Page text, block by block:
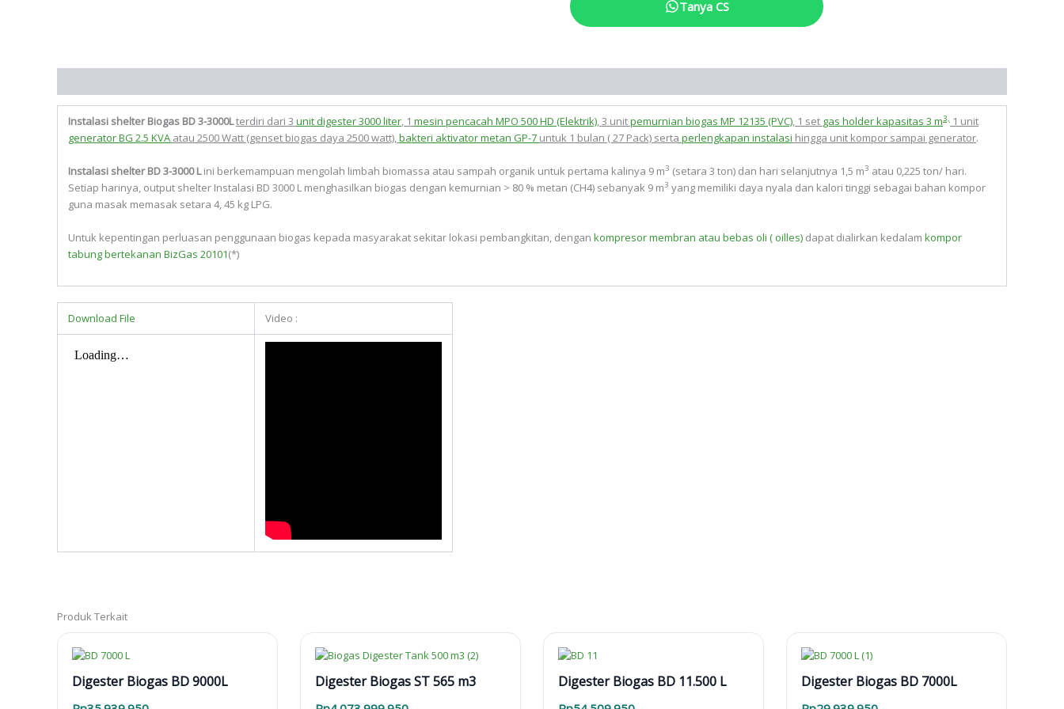
Tanya CS
Instalasi shelter Biogas BD 3-3000Lterdiri dari 3 unit digester 3000 liter, 1 mesin pencacah MPO 500 HD (Elektrik), 3 unitpemurnian biogas MP 12135 (PVC), 1 set gas holder kapasitas 3 m3, 1 unit
generator BG 2.5 KVA atau 2500 Watt (genset biogas daya 2500 watt),bakteri aktivator metan GP-7 untuk 1 bulan ( 27 Pack) serta perlengkapan instalasi hingga unit kompor sampai generator.
Instalasi shelter BD 3-3000 Lini berkemampuan mengolah limbah biomassa atau sampah organik untuk pertama kalinya 9 m3 (setara 3 ton) dan hari selanjutnya 1,5 m3 atau 0,225 ton/ hari.
Setiap harinya, output shelter Instalasi BD 3000 L menghasilkan biogas dengan kemurnian > 80 % metan (CH4) sebanyak 9 m3 yang memiliki daya nyala dan kalori tinggi sebagai bahan kompor
guna masak memasak setara 4, 45 kg LPG.
Untuk kepentingan perluasan penggunaan biogas kepada masyarakat sekitar lokasi pembangkitan, dengan kompresor membran atau bebas oli ( oilles) dapat dialirkan kedalam kompor
tabung bertekanan BizGas 20101(*)
Download File Video :
Produk Terkait
Digester Biogas BD 9000L Digester Biogas ST 565 m3 Digester Biogas BD 11.500 L Digester Biogas BD 7000L